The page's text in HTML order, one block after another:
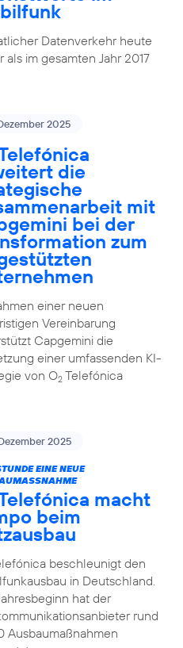
Datenverkehr heute
als im gesamten Jahr 2017
2025
die
mit
bei der
zum
einer neuen
Vereinbarung
Capgemini die
einer umfassenden KI-
von O2Telefónica
2025
EINE NEUE
macht
beim
beschleunigt den
in Deutschland.
hat der
rund
Ausbaumaßnahmen